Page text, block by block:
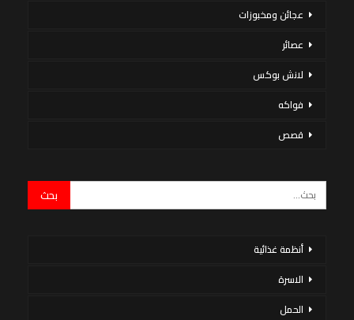
عجائن ومخبوزات
عصائر
لانش بوكس
فواكه
قصص
أنظمة غذائية
الاسرة
الحمل